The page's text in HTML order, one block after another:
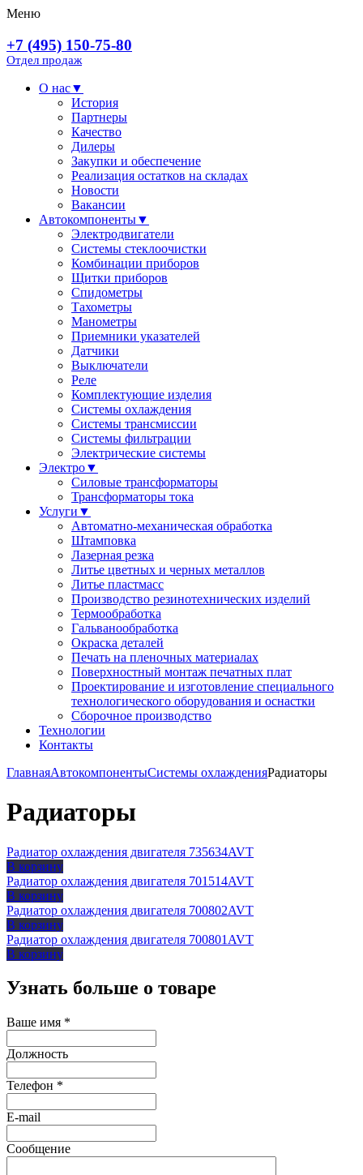
Меню
+7 (495) 150-75-80
Отдел продаж
О нас▼
История
Партнеры
Качество
Дилеры
Закупки и обеспечение
Реализация остатков на складах
Новости
Вакансии
Автокомпоненты▼
Электродвигатели
Системы стеклоочистки
Комбинации приборов
Щитки приборов
Спидометры
Тахометры
Манометры
Приемники указателей
Датчики
Выключатели
Реле
Комплектующие изделия
Системы охлаждения
Системы трансмиссии
Системы фильтрации
Электрические системы
Электро▼
Силовые трансформаторы
Трансформаторы тока
Услуги ▼
Автоматно-механическая обработка
Штамповка
Лазерная резка
Литье цветных и черных металлов
Литье пластмасс
Производство резинотехнических изделий
Термообработка
Гальванообработка
Окраска деталей
Печать на пленочных материалах
Поверхностный монтаж печатных плат
Проектирование и изготовление специального
технологического оборудования и оснастки
Сборочное производство
Технологии
Контакты
ГлавнаяАвтокомпонентыСистемы охлажденияРадиаторы
Радиаторы
Радиатор охлаждения двигателя 735634AVT
В корзину
Радиатор охлаждения двигателя 701514AVT
В корзину
Радиатор охлаждения двигателя 700802AVT
В корзину
Радиатор охлаждения двигателя 700801AVT
В корзину
Узнать больше о товаре
Ваше имя *
Должность
Телефон *
E-mail
Сообщение